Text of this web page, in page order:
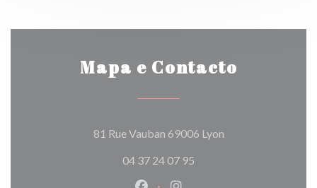
Mapa e Contacto
81 Rue Vauban 69006 Lyon((abre numa nova
04 37 24 07 95